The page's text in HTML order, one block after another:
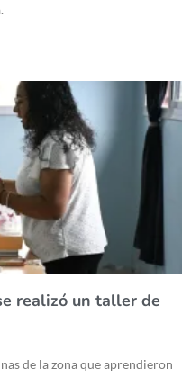
realizó un taller de
de la zona que aprendieron